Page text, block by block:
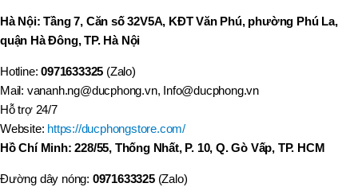
Hà Nội: Tầng 7, Căn số 32V5A, KĐT Văn Phú, phường Phú La,
quận Hà Đông, TP. Hà Nội
Hotline:0971633325 (Zalo)
Mail: vananh.ng@ducphong.vn, Info@ducphong.vn
Hỗ trợ 24/7
Website: https://ducphongstore.com/
Hồ Chí Minh: 228/55, Thống Nhất, P. 10, Q. Gò Vấp, TP. HCM
Đường dây nóng: 0971633325(Zalo)